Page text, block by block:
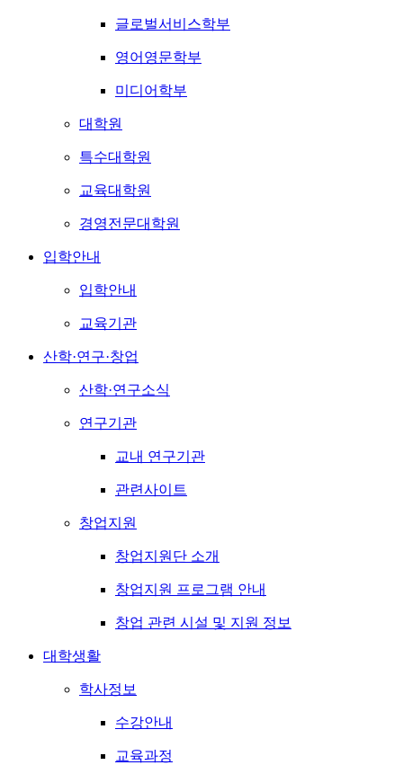
글로벌서비스학부
영어영문학부
미디어학부
대학원
특수대학원
교육대학원
경영전문대학원
입학안내
입학안내
교육기관
산학·연구·창업
산학·연구소식
연구기관
교내 연구기관
관련사이트
창업지원
창업지원단 소개
창업지원 프로그램 안내
창업 관련 시설 및 지원 정보
대학생활
학사정보
수강안내
교육과정